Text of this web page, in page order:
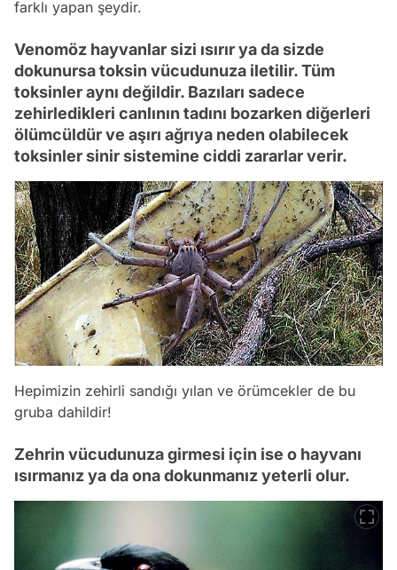
farklı yapan şeydir.
Venomöz hayvanlar sizi ısırır ya da sizde
dokunursa toksin vücudunuza iletilir. Tüm
toksinler aynı değildir. Bazıları sadece
zehirledikleri canlının tadını bozarken diğerleri
ölümcüldür ve aşırı ağrıya neden olabilecek
toksinler sinir sistemine ciddi zararlar verir.
Hepimizin zehirli sandığı yılan ve örümcekler de bu
gruba dahildir!
Zehrin vücudunuza girmesi için ise o hayvanı
ısırmanız ya da ona dokunmanız yeterli olur.